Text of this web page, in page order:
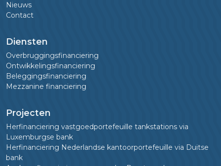
Nieuws
Contact
Diensten
Overbruggingsfinanciering
Ontwikkelingsfinanciering
Beleggingsfinanciering
Mezzanine financiering
Projecten
Herfinanciering vastgoedportefeuille tankstations via
Luxemburgse bank
Herfinanciering Nederlandse kantoorportefeuille via Duitse
bank